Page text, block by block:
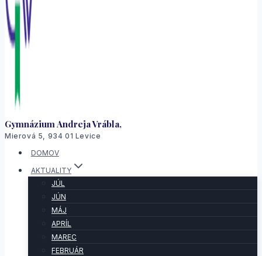
Gymnázium Andreja Vrábla,
Mierová 5, 934 01 Levice
DOMOV
AKTUALITY
JÚL
JÚN
MÁJ
APRÍL
MAREC
FEBRUÁR